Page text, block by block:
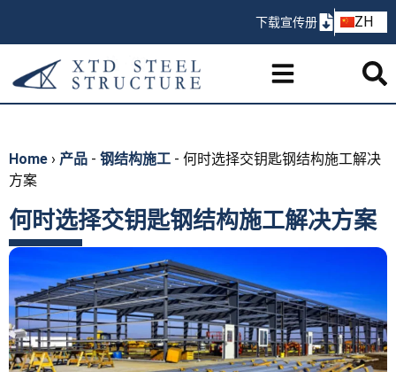
下载宣传册 ZH
PT
Home › 产品 - 钢结构施工 - 何时选择交钥匙钢结构施工解决
方案
何时选择交钥匙钢结构施工解决方案